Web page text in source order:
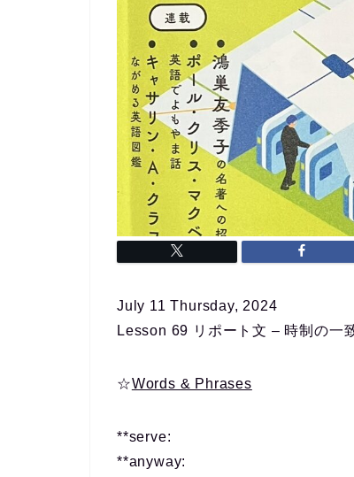
July 11 Thursday, 2024
Lesson 69 リポート文 – 時制の一
☆Words & Phrases
**serve:
**anyway: